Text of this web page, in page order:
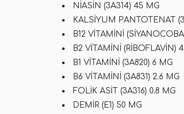
NIASIN (3A314) 45 MG
KALSIYUM PANTOTENAT
B12 VITAMINI
B2 VITAMINI (RIBOFLAVIN)
B1 VITAMINI (3A820) 6 MG
B6 VITAMINI (3A831) 2.6 MG
FOLIK ASIT (3A316) 0.8 MG
DEMIR (E1) 50 MG